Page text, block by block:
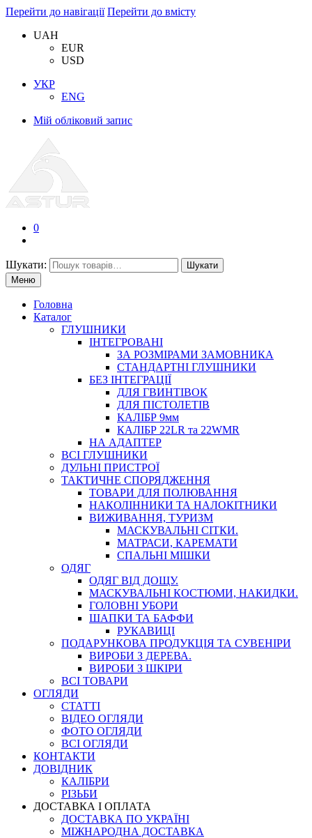
Перейти до навігації Перейти до вмісту
UAH
EUR
USD
УКР
ENG
Мій обліковий запис
0
Шукати:
Шукати
Меню
Головна
Каталог
ГЛУШНИКИ
ІНТЕГРОВАНІ
ЗА РОЗМІРАМИ ЗАМОВНИКА
СТАНДАРТНІ ГЛУШНИКИ
БЕЗ ІНТЕГРАЦІЇ
ДЛЯ ГВИНТІВОК
ДЛЯ ПІСТОЛЕТІВ
КАЛІБР 9мм
КАЛІБР 22LR та 22WMR
НА АДАПТЕР
ВСІ ГЛУШНИКИ
ДУЛЬНІ ПРИСТРОЇ
ТАКТИЧНЕ СПОРЯДЖЕННЯ
ТОВАРИ ДЛЯ ПОЛЮВАННЯ
НАКОЛІННИКИ ТА НАЛОКІТНИКИ
ВИЖИВАННЯ, ТУРИЗМ
МАСКУВАЛЬНІ СІТКИ.
МАТРАСИ, КАРЕМАТИ
СПАЛЬНІ МІШКИ
ОДЯГ
ОДЯГ ВІД ДОЩУ.
МАСКУВАЛЬНІ КОСТЮМИ, НАКИДКИ.
ГОЛОВНІ УБОРИ
ШАПКИ ТА БАФФИ
РУКАВИЦІ
ПОДАРУНКОВА ПРОДУКЦІЯ ТА СУВЕНІРИ
ВИРОБИ З ДЕРЕВА.
ВИРОБИ З ШКІРИ
ВСІ ТОВАРИ
ОГЛЯДИ
СТАТТІ
ВІДЕО ОГЛЯДИ
ФОТО ОГЛЯДИ
ВСІ ОГЛЯДИ
КОНТАКТИ
ДОВІДНИК
КАЛІБРИ
РІЗЬБИ
ДОСТАВКА І ОПЛАТА
ДОСТАВКА ПО УКРАЇНІ
МІЖНАРОДНА ДОСТАВКА